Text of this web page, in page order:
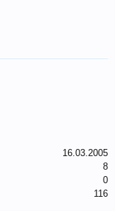
16.03.2005
8
0
116